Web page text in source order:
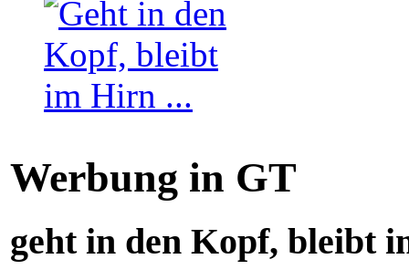
Werbung in GT
geht in den Kopf, bleibt